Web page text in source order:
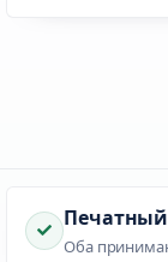
Оба